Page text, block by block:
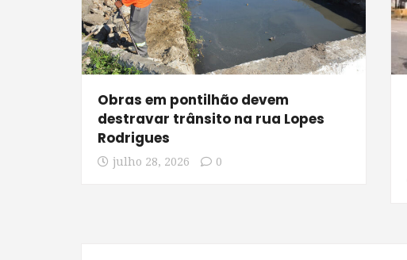
Obras em pontilhão devem
destravar trânsito na rua Lopes
Rodrigues
julho 28, 2026 0